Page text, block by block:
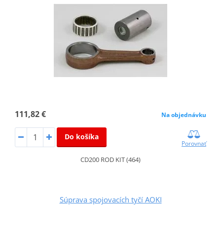
111,82 € Na objednávku
Do košíka
Porovnať
CD200 ROD KIT (464)
Súprava spojovacích tyčí AOKI